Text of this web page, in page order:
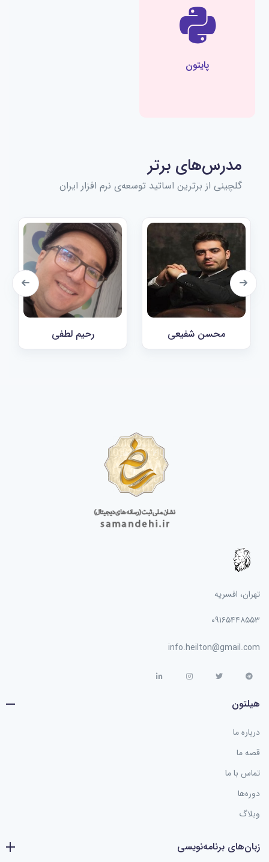
پایتون
مدرس‌های برتر
گلچینی از برترین اساتید توسعه‌ی نرم افزار ایران
رحیم لطفی محسن شفیعی
تهران، افسریه
۰۹۱۶۵۴۴۸۵۵۳
info.heilton@gmail.com
هیلتون
درباره ما
قصه ما
تماس با ما
دوره‌ها
وبلاگ
زبان‌های برنامه‌نویسی